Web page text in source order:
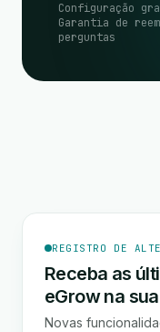
Configuração
Garantia de
perguntas
REGISTRO DE
Receba as
eGrow na
Novas